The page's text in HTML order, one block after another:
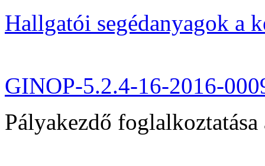
Hallgatói segédanyagok a
GINOP-5.2.4-16-2016-
Pályakezdő